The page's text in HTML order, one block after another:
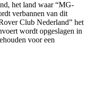
het land waar “MG-
verbannen van dit
Club Nederland” het
wordt opgeslagen in
voor een